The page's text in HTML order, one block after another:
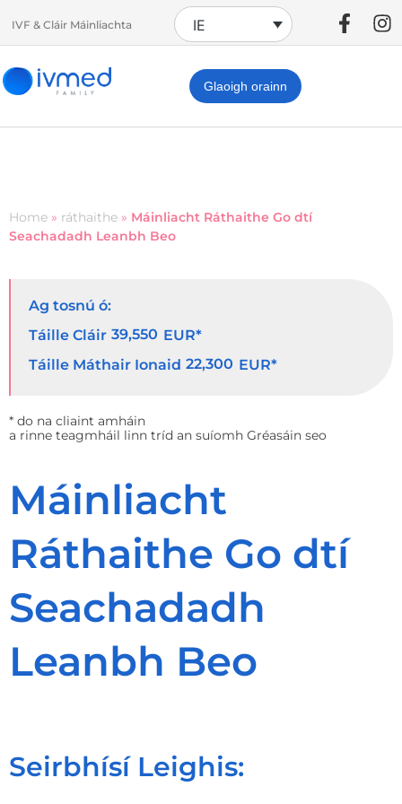
IVF & Cláir Máinliachta IE
Glaoigh orainn
Home » ráthaithe » Máinliacht Ráthaithe Go dtí
Seachadadh Leanbh Beo
Ag tosnú ó:
Táille Cláir 39,550 EUR*
Táille Máthair Ionaid 22,300 EUR*
* do na cliaint amháin
a rinne teagmháil linn tríd an suíomh Gréasáin seo
Máinliacht
Ráthaithe Go dtí
Seachadadh
Leanbh Beo
Seirbhísí Leighis: